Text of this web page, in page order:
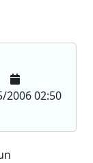
2006 02:50